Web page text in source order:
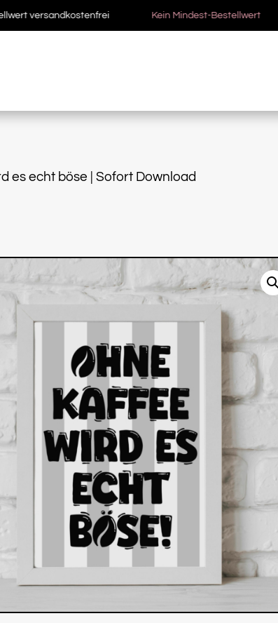
versandkostenfrei Kein Mindest-Bestellwert •••
es echt böse | Sofort Download